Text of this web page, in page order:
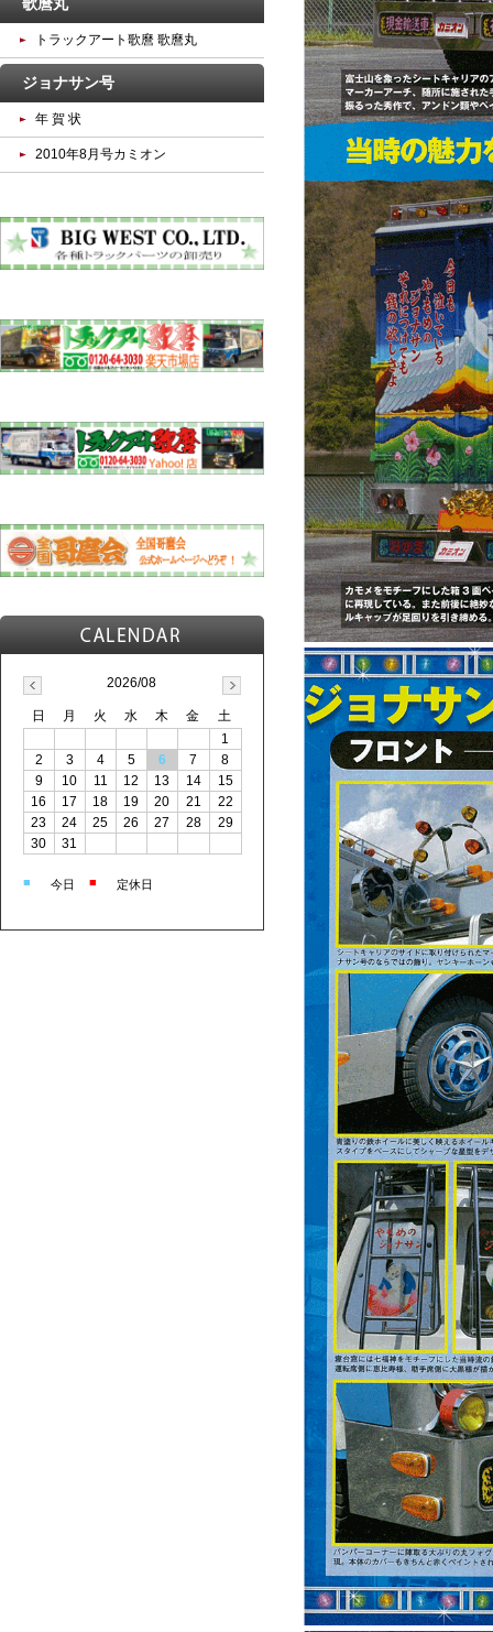
トラックアート歌麿 歌麿丸
ジョナサン号
年 賀 状
2010年8月号カミオン
2026/08
日 月 火 水 木 金
土
1
2
3 4 5 6 7
8
9
10 11 12 13 14
15
16
17 18 19 20 21
22
23
24 25 26 27 28
29
30
31
■ 今日 ■ 定休日